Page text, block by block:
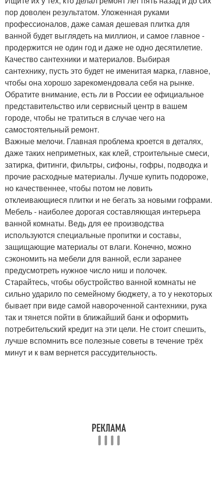
пор доволен результатом. Уложенная руками
профессионалов, даже самая дешевая плитка для
ванной будет выглядеть на миллион, и самое главное -
продержится не один год и даже не одно десятилетие.
Качество сантехники и материалов. Выбирая
сантехнику, пусть это будет не именитая марка, главное,
чтобы она хорошо зарекомендовала себя на рынке.
Обратите внимание, есть ли в России ее официальное
представительство или сервисный центр в вашем
городе, чтобы не тратиться в случае чего на
самостоятельный ремонт.
Важные мелочи. Главная проблема кроется в деталях,
даже таких неприметных, как клей, строительные смеси,
затирка, фитинги, фильтры, сифоны, гофры, подводка и
прочие расходные материалы. Лучше купить подороже,
но качественнее, чтобы потом не ловить
отклеивающиеся плитки и не бегать за новыми гофрами.
Мебель - наиболее дорогая составляющая интерьера
ванной комнаты. Ведь для ее производства
используются специальные пропитки и составы,
защищающие материалы от влаги. Конечно, можно
сэкономить на мебели для ванной, если заранее
предусмотреть нужное число ниш и полочек.
Старайтесь, чтобы обустройство ванной комнаты не
сильно ударило по семейному бюджету, а то у некоторых
бывает при виде самой навороченной сантехники, рука
так и тянется пойти в ближайший банк и оформить
потребительский кредит на эти цели. Не стоит спешить,
лучше вспомнить все полезные советы в течение трёх
минут и к вам вернется рассудительность.